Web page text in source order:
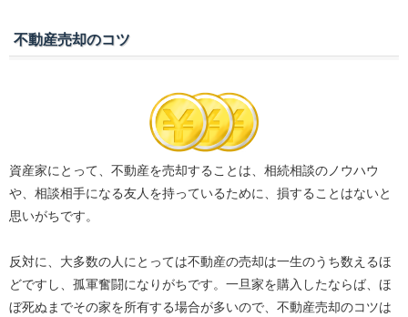
不動産売却のコツ
資産家にとって、不動産を売却することは、相続相談のノウハウ
や、相談相手になる友人を持っているために、損することはないと
思いがちです。
反対に、大多数の人にとっては不動産の売却は一生のうち数えるほ
どですし、孤軍奮闘になりがちです。一旦家を購入したならば、ほ
ぼ死ぬまでその家を所有する場合が多いので、不動産売却のコツは